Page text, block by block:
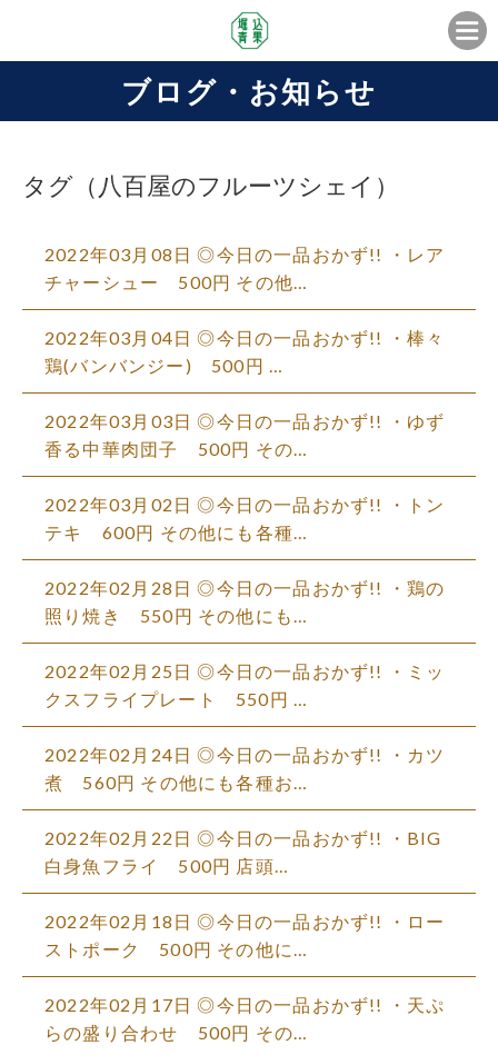
ブログ・お知らせ
タグ（八百屋のフルーツシェイ）
2022年03月08日 ◎今日の一品おかず!! ・レア
チャーシュー 500円 その他…
2022年03月04日 ◎今日の一品おかず!! ・棒々
鶏(バンバンジー) 500円 …
2022年03月03日 ◎今日の一品おかず!! ・ゆず
香る中華肉団子 500円 その…
2022年03月02日 ◎今日の一品おかず!! ・トン
テキ 600円 その他にも各種…
2022年02月28日 ◎今日の一品おかず!! ・鶏の
照り焼き 550円 その他にも…
2022年02月25日 ◎今日の一品おかず!! ・ミッ
クスフライプレート 550円 …
2022年02月24日 ◎今日の一品おかず!! ・カツ
煮 560円 その他にも各種お…
2022年02月22日 ◎今日の一品おかず!! ・BIG
白身魚フライ 500円 店頭…
2022年02月18日 ◎今日の一品おかず!! ・ロー
ストポーク 500円 その他に…
2022年02月17日 ◎今日の一品おかず!! ・天ぷ
らの盛り合わせ 500円 その…